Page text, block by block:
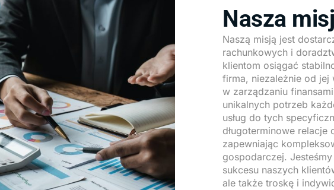
Nasza
Naszą misją jest
rachunkowych i
klientom osiągać
firma, niezależnie od jej
w zarządzaniu
unikalnych potrzeb
usług do tych
długoterminowe relacje
zapewniając
gospodarczej.
sukcesu naszych
ale także troskę i